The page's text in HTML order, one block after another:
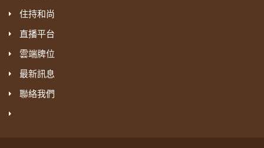
住持和尚
直播平台
雲端牌位
最新訊息
聯絡我們